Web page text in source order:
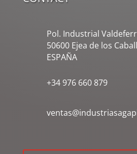
Pol. Industrial
50600 Ejea de los
ESPAÑA
+34 976 660 879